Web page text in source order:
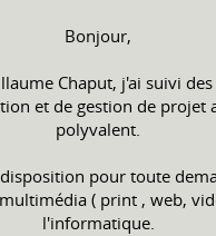
Bonjour,
Chaput, j'ai suivi
et de gestion de projet
polyvalent.
disposition pour toute
( print , web,
l'informatique.